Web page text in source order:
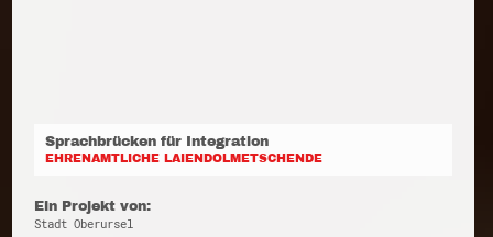
Sprachbrücken für Integration
EHRENAMTLICHE LAIENDOLMETSCHENDE
Ein Projekt von:
Stadt Oberursel